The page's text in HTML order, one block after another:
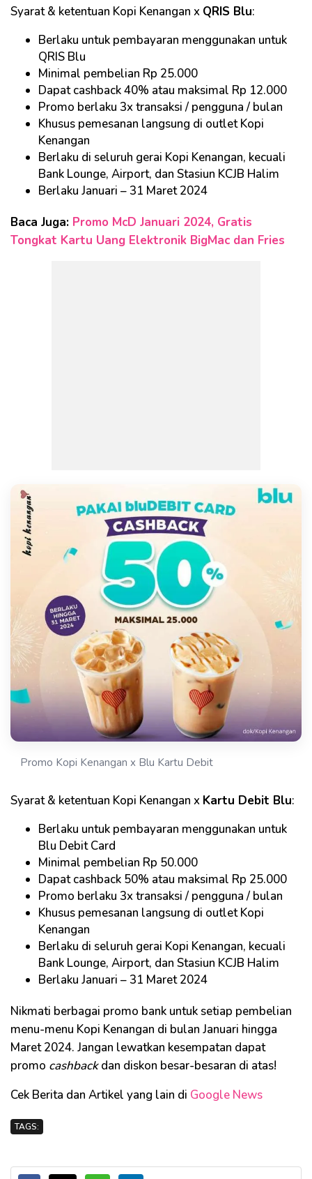
Syarat & ketentuan Kopi Kenangan x QRIS Blu:
Berlaku untuk pembayaran menggunakan untuk
QRIS Blu
Minimal pembelian Rp 25.000
Dapat cashback 40% atau maksimal Rp 12.000
Promo berlaku 3x transaksi / pengguna / bulan
Khusus pemesanan langsung di outlet Kopi
Kenangan
Berlaku di seluruh gerai Kopi Kenangan, kecuali
Bank Lounge, Airport, dan Stasiun KCJB Halim
Berlaku Januari – 31 Maret 2024
Baca Juga: Promo McD Januari 2024, Gratis
Tongkat Kartu Uang Elektronik BigMac dan Fries
Promo Kopi Kenangan x Blu Kartu Debit
Syarat & ketentuan Kopi Kenangan x Kartu Debit Blu:
Berlaku untuk pembayaran menggunakan untuk
Blu Debit Card
Minimal pembelian Rp 50.000
Dapat cashback 50% atau maksimal Rp 25.000
Promo berlaku 3x transaksi / pengguna / bulan
Khusus pemesanan langsung di outlet Kopi
Kenangan
Berlaku di seluruh gerai Kopi Kenangan, kecuali
Bank Lounge, Airport, dan Stasiun KCJB Halim
Berlaku Januari – 31 Maret 2024
Nikmati berbagai promo bank untuk setiap pembelian
menu-menu Kopi Kenangan di bulan Januari hingga
Maret 2024. Jangan lewatkan kesempatan dapat
promo cashbackdan diskon besar-besaran di atas!
Cek Berita dan Artikel yang lain di Google News
TAGS: